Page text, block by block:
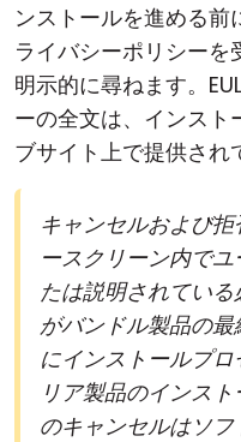
ンストールを進める前
ライバシーポリシー
明示的に尋ねます。
ーの全文は、インスト
ブサイト上で提供され
キャンセルおよび
ースクリーン内で
たは説明されてい
がバンドル製品の
にインストールプ
リア製品のインス
のキャンセルはソ